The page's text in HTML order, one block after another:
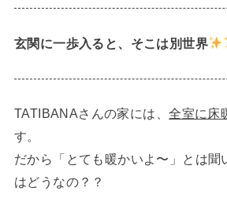
玄関に一歩入ると、そこは別世界
TATIBANAさんの家には、全室に床
す。
だから「とても暖かいよ〜」とは聞
はどうなの？？